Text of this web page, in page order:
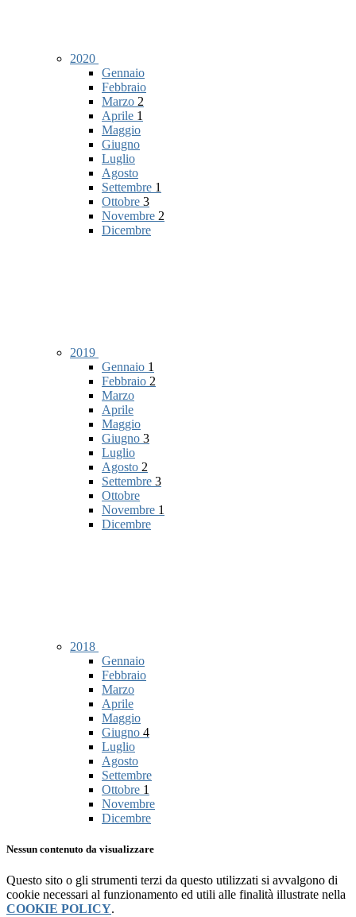
2020
Gennaio
Febbraio
Marzo 2
Aprile 1
Maggio
Giugno
Luglio
Agosto
Settembre 1
Ottobre 3
Novembre 2
Dicembre
2019
Gennaio 1
Febbraio 2
Marzo
Aprile
Maggio
Giugno 3
Luglio
Agosto 2
Settembre 3
Ottobre
Novembre 1
Dicembre
2018
Gennaio
Febbraio
Marzo
Aprile
Maggio
Giugno 4
Luglio
Agosto
Settembre
Ottobre 1
Novembre
Dicembre
Nessun contenuto da visualizzare
Questo sito o gli strumenti terzi da questo utilizzati si avvalgono di
cookie necessari al funzionamento ed utili alle finalità illustrate nella
COOKIE POLICY.